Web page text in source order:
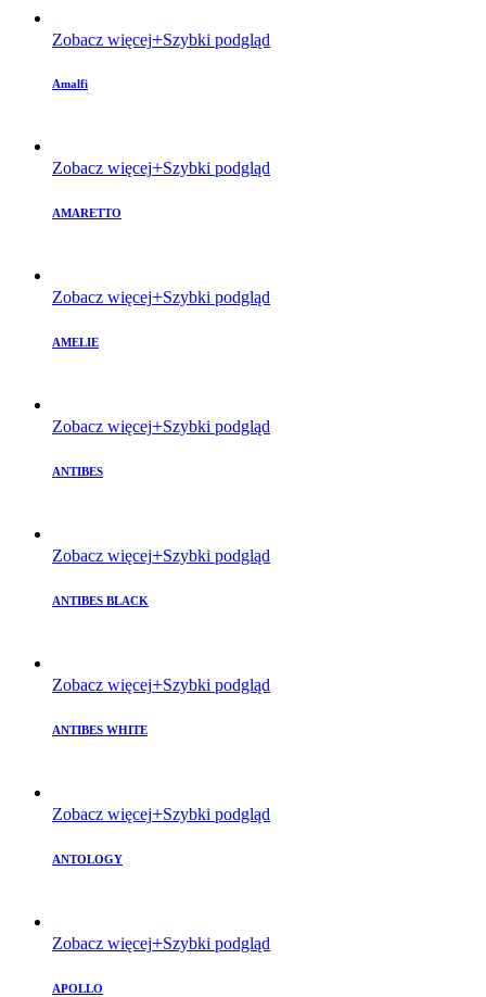
Zobacz więcej Szybki podgląd
Amalfi
Zobacz więcej Szybki podgląd
AMARETTO
Zobacz więcej Szybki podgląd
AMELIE
Zobacz więcej Szybki podgląd
ANTIBES
Zobacz więcej Szybki podgląd
ANTIBES BLACK
Zobacz więcej Szybki podgląd
ANTIBES WHITE
Zobacz więcej Szybki podgląd
ANTOLOGY
Zobacz więcej Szybki podgląd
APOLLO